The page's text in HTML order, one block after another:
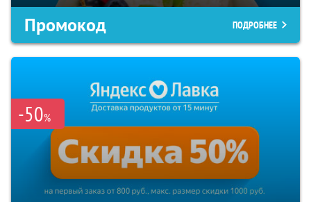
Промокод ПОДРОБНЕЕ
-50%